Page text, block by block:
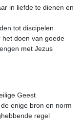
in liefde te dienen en
tot discipelen
het doen van goede
met Jezus
Geest
enige bron en norm
regel